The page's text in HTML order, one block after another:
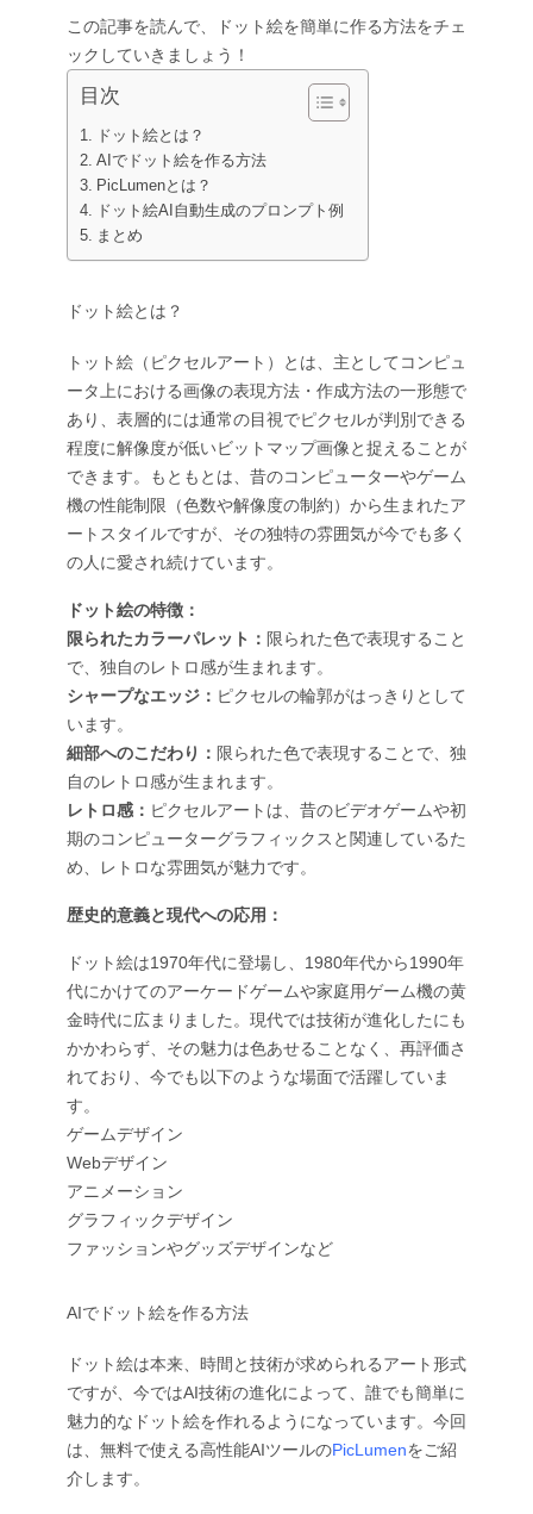
ちびキャラメーカー
3Dキャラクター
AIタトゥージェネレーター
AIアバタージェネレーター
AIポーズ生成ツール
AIポスタージェネレーター
AIバナー生成ツール
ブックカバーメーカー
服のデザイン
この記事を読んで、ドット絵を簡単に作る方法をチェ
ックしていきましょう！
目次
ドット絵とは？
AIでドット絵を作る方法
PicLumenとは？
ドット絵AI自動生成のプロンプト例
まとめ
ドット絵とは？
トット絵（ピクセルアート）とは、主としてコンピュ
ータ上における画像の表現方法・作成方法の一形態で
あり、表層的には通常の目視でピクセルが判別できる
程度に解像度が低いビットマップ画像と捉えることが
できます。もともとは、昔のコンピューターやゲーム
機の性能制限（色数や解像度の制約）から生まれたア
ートスタイルですが、その独特の雰囲気が今でも多く
の人に愛され続けています。
ドット絵の特徴：
限られたカラーパレット： 限られた色で表現すること
で、独自のレトロ感が生まれます。
シャープなエッジ： ピクセルの輪郭がはっきりとして
います。
細部へのこだわり： 限られた色で表現することで、独
自のレトロ感が生まれます。
レトロ感： ピクセルアートは、昔のビデオゲームや初
期のコンピューターグラフィックスと関連しているた
め、レトロな雰囲気が魅力です。
歴史的意義と現代への応用：
ドット絵は1970年代に登場し、1980年代から1990年
代にかけてのアーケードゲームや家庭用ゲーム機の黄
金時代に広まりました。現代では技術が進化したにも
かかわらず、その魅力は色あせることなく、再評価さ
れており、今でも以下のような場面で活躍していま
す。
ゲームデザイン
Webデザイン
アニメーション
グラフィックデザイン
ファッションやグッズデザインなど
AIでドット絵を作る方法
ドット絵は本来、時間と技術が求められるアート形式
ですが、今ではAI技術の進化によって、誰でも簡単に
魅力的なドット絵を作れるようになっています。今回
は、無料で使える高性能AIツールのPicLumenをご紹
介します。